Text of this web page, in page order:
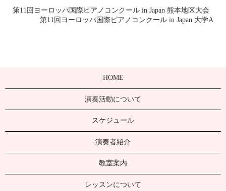
第11回ヨーロッパ国際ピアノコンクール in Japan 熊本地区大会
第11回ヨーロッパ国際ピアノコンクール in Japan 大学A
HOME
演奏活動について
スケジュール
演奏者紹介
教室案内
レッスンについて